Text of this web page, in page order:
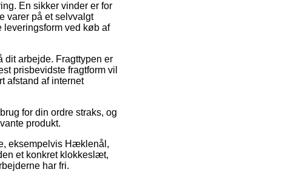
En sikker vinder er for
varer på et selvvalgt
ved køb af
dit arbejde. Fragttypen er
prisbevidste fragtform vil
afstand af internet
for din ordre straks, og
produkt.
eksempelvis Hæklenål,
et konkret klokkeslæt,
har fri.